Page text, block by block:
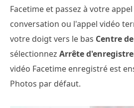
Facetime et passez à votre
conversation ou l'appel vidéo
votre doigt vers le bas Centre
sélectionnez Arrête
vidéo Facetime enregistré est
Photos par défaut.